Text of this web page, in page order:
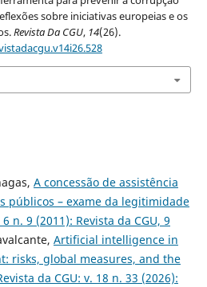
sobre iniciativas europeias e os
Revista Da CGU, 14(26).
A concessão de assistência
públicos – exame da legitimidade
n. 9 (2011): Revista da CGU, 9
Artificial intelligence in
risks, global measures, and the
da CGU: v. 18 n. 33 (2026):